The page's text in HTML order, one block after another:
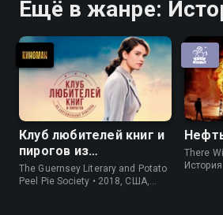
Ещё в жанре:
Клуб любителей книг и
пирогов из
картофельных
очистков
The Guernsey Literary and Potato
Peel Pie Society • 2018, США,
There
История